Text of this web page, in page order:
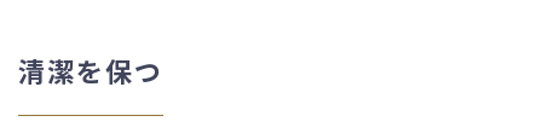
清潔を保つ